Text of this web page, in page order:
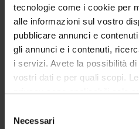
tecnologie come i cookie per
alle informazioni sul vostro
pubblicare annunci e
gli annunci e i contenuti,
i servizi. Avete la possibilità
vostri dati e per quali scopi.
privacy sono applicabili solo
modificare o revocare il
delNecessari
Rete formativa
Servizio Studenti
SEMESTRE FILTRO